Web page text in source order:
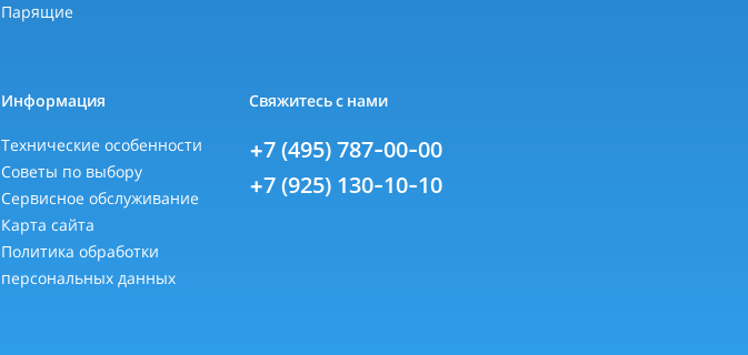
Парящие
Информация
Технические особенности
Советы по выбору
Сервисное обслуживание
Карта сайта
Политика обработки
персональных данных
Свяжитесь с нами
+7 (495) 787-00-00
+7 (925) 130-10-10